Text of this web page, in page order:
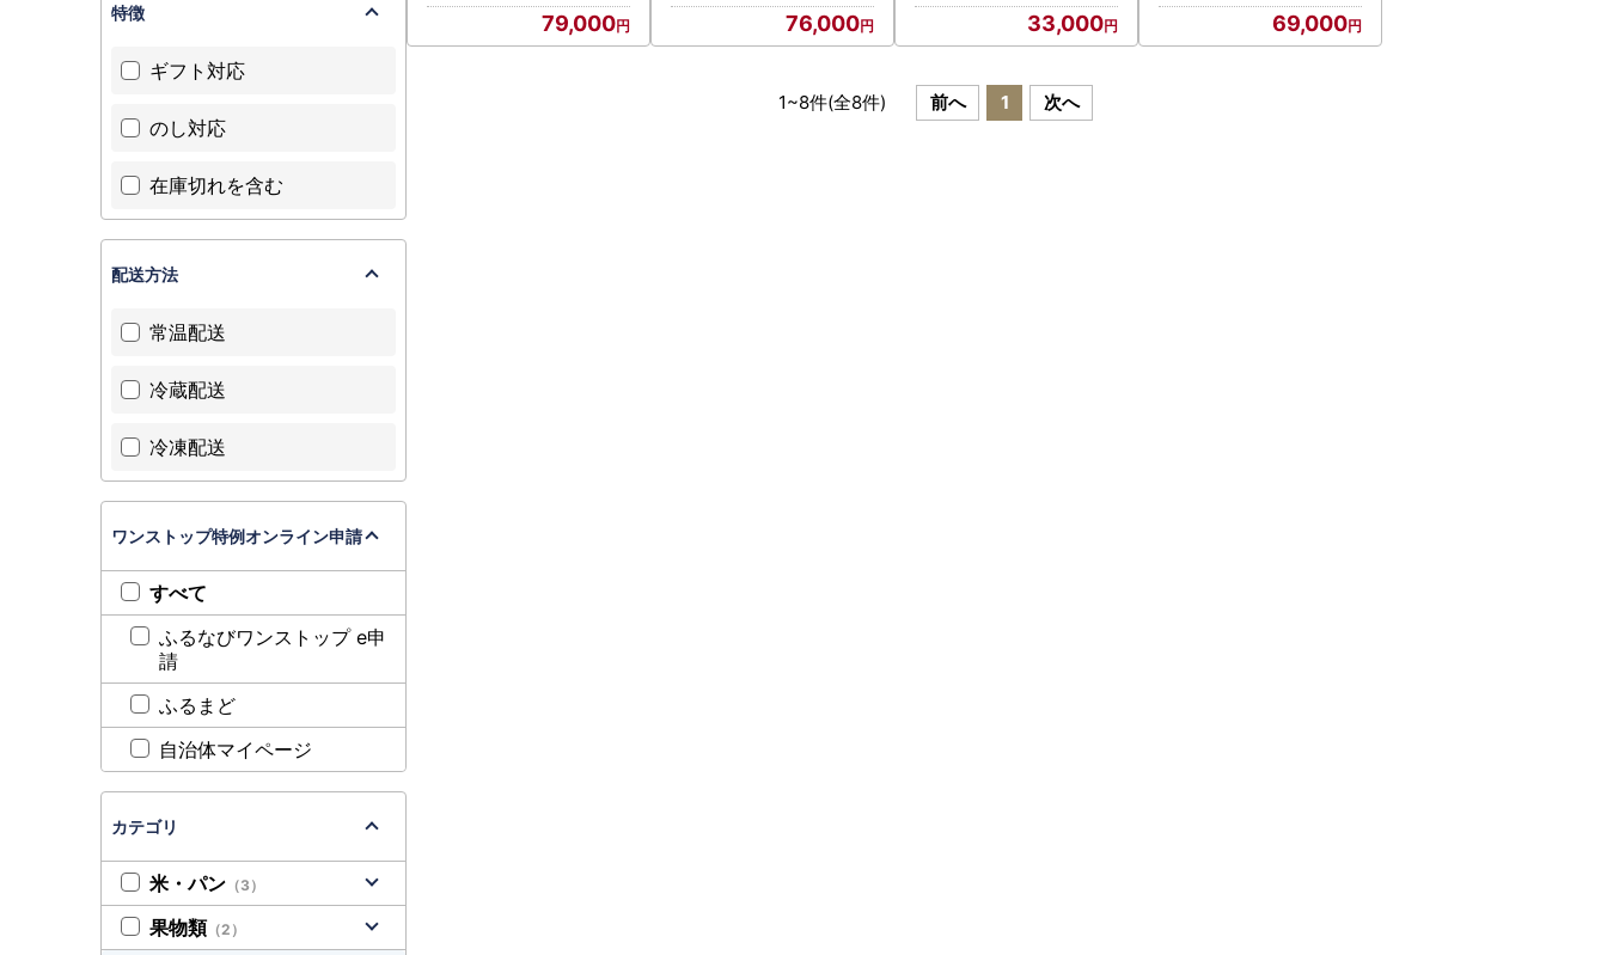
79,000 76,000 33,000 69,000
1~8件(全8件) 前へ 1 次へ
特徴
ギフト対応
のし対応
在庫切れを含む
配送方法
常温配送
冷蔵配送
冷凍配送
ワンストップ特例オンライン申請
すべて
ふるなびワンストップ e申
請
ふるまど
自治体マイページ
カテゴリ
米・パン （3）
果物類 （2）